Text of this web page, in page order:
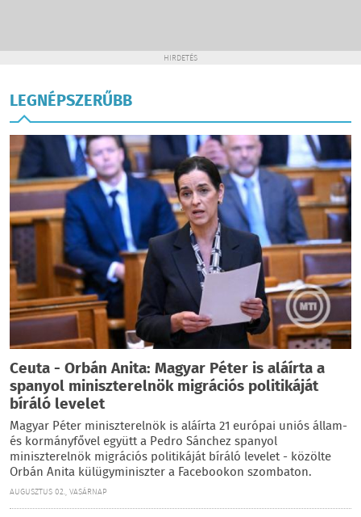
HIRDETÉS
LEGNÉPSZERŰBB
Ceuta - Orbán Anita: Magyar Péter is aláírta a
spanyol miniszterelnök migrációs politikáját
bíráló levelet
Magyar Péter miniszterelnök is aláírta 21 európai uniós állam-
és kormányfővel együtt a Pedro Sánchez spanyol
miniszterelnök migrációs politikáját bíráló levelet - közölte
Orbán Anita külügyminiszter a Facebookon szombaton.
AUGUSZTUS 02., VASÁRNAP